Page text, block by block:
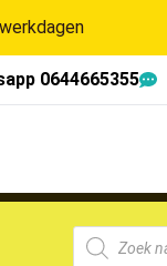
0644665355